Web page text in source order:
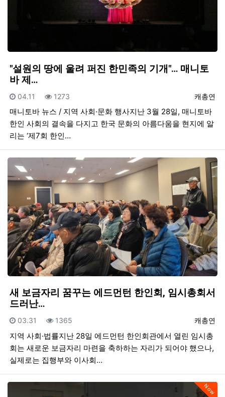
"설원의 땅에 울려 퍼진 한민족의 기개"… 매니토
바 제…
등록자
캐총연
등록일
04.11 조회
1273
매니토바 뉴스 / 지역 사회·문화 행사지난 3월 28일, 매니토바
한인 사회의 결속을 다지고 한국 문화의 아름다움을 현지에 알
리는 ‘제7회 한인…
새 보금자리 꿈꾸는 에드먼턴 한인회, 임시총회서
드러난…
등록자
캐총연
등록일
03.31 조회
1365
지역 사회·법률지난 28일 에드먼턴 한인회관에서 열린 임시총
회는 새로운 보금자리 마련을 축하하는 자리가 되어야 했으나,
실제로는 집행부와 이사회…
Now